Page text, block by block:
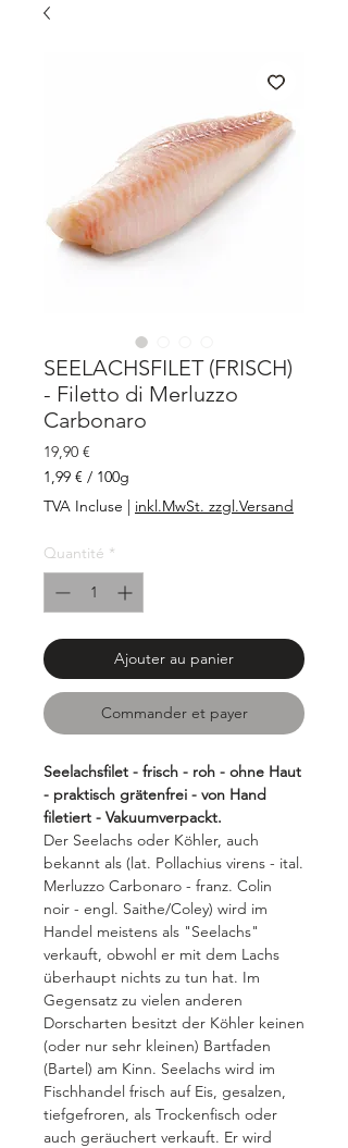
SEELACHSFILET (FRISCH)
- Filetto di Merluzzo
Carbonaro
19,90 €
1,99 € / 100g
1,99 €
pour
Grammes
TVA Incluse | inkl.MwSt. zzgl.Versand
Quantité *
Ajouter au panier
Commander et payer
Seelachsfilet - frisch - roh - ohne Haut
- praktisch grätenfrei - von Hand
filetiert - Vakuumverpackt.
Der Seelachs oder Köhler, auch
bekannt als (lat. Pollachius virens - ital.
Merluzzo Carbonaro - franz. Colin
noir - engl. Saithe/Coley) wird im
Handel meistens als "Seelachs"
verkauft, obwohl er mit dem Lachs
überhaupt nichts zu tun hat. Im
Gegensatz zu vielen anderen
Dorscharten besitzt der Köhler keinen
(oder nur sehr kleinen) Bartfaden
(Bartel) am Kinn. Seelachs wird im
Fischhandel frisch auf Eis, gesalzen,
tiefgefroren, als Trockenfisch oder
auch geräuchert verkauft. Er wird